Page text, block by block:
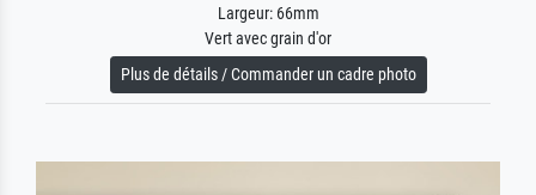
Largeur: 66mm
Vert avec grain d'or
Plus de détails / Commander un cadre photo